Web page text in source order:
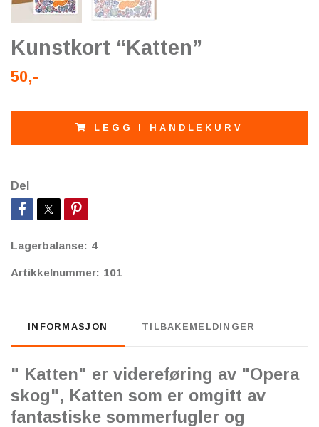
Kunstkort “Katten”
50,-
LEGG I HANDLEKURV
Del
Lagerbalanse: 4
Artikkelnummer: 101
INFORMASJON TILBAKEMELDINGER
" Katten" er videreføring av "Opera
skog", Katten som er omgitt av
fantastiske sommerfugler og